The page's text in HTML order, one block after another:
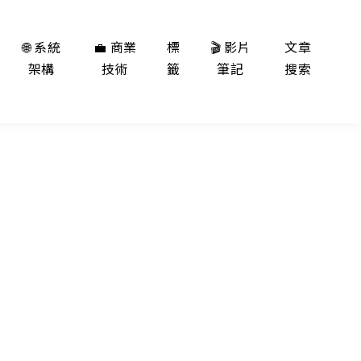
🌐 系統
架構
💼 商業
技術
標
籤
🎬 影片
筆記
文章
搜索